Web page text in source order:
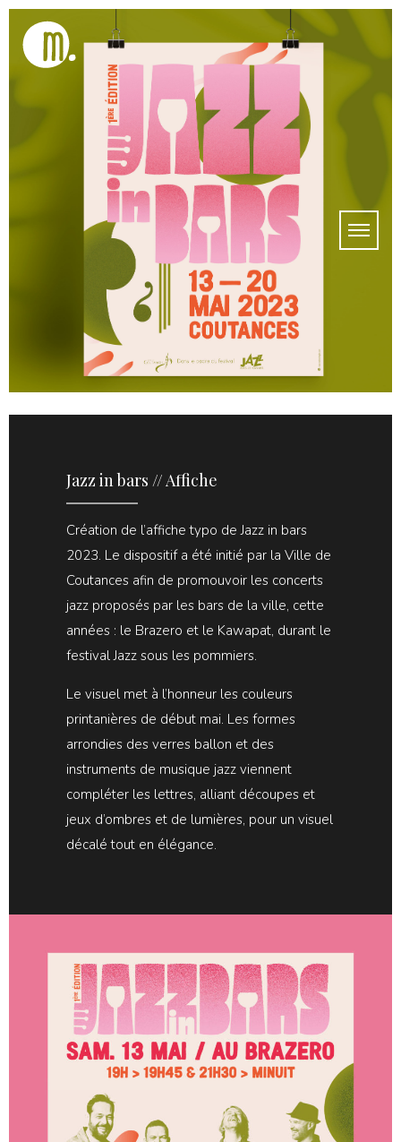
Jazz in bars // Affiche
Création de l’affiche typo de Jazz in bars
2023. Le dispositif a été initié par la Ville de
Coutances afin de promouvoir les concerts
jazz proposés par les bars de la ville, cette
années : le Brazero et le Kawapat, durant le
festival Jazz sous les pommiers.
Le visuel met à l’honneur les couleurs
printanières de début mai. Les formes
arrondies des verres ballon et des
instruments de musique jazz viennent
compléter les lettres, alliant découpes et
jeux d’ombres et de lumières, pour un visuel
décalé tout en élégance.